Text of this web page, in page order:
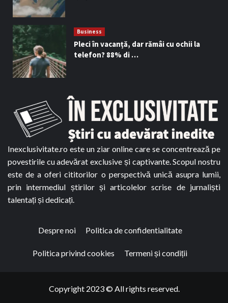
Business
Pleci în vacanță, dar rămâi cu ochii la
telefon? 88% di …
Inexclusivitate.ro este un ziar online care se concentrează pe
povestirile cu adevărat exclusive și captivante. Scopul nostru
este de a oferi cititorilor o perspectivă unică asupra lumii,
prin intermediul știrilor și articolelor scrise de jurnaliști
talentați și dedicați.
Despre noi Politica de confidentialitate
Politica privind cookies Termeni și condiții
Copyright 2023 © All rights reserved.